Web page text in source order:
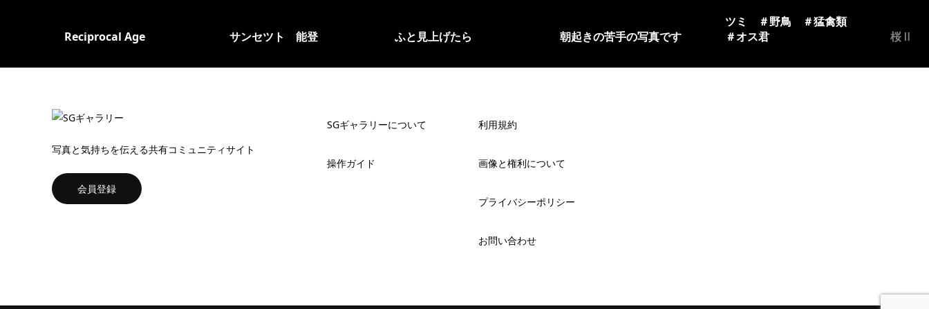
サンセツト 能登 ふと見上げたら 朝起きの苦手の写真です
ツミ ＃野鳥 ＃猛禽類
＃オス君
桜Ⅱ
写真と気持ちを伝える共有コミュニティサイト
会員登録
SGギャラリーについて
操作ガイド
利用規約
画像と権利について
プライバシーポリシー
お問い合わせ